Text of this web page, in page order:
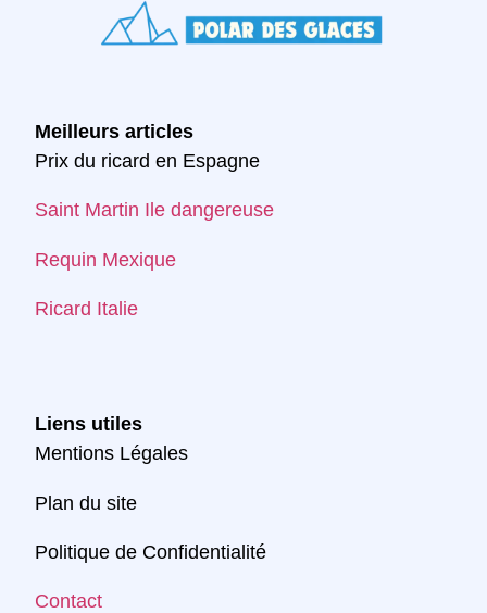
Meilleurs articles
Prix du ricard en Espagne
Saint Martin Ile dangereuse
Requin Mexique
Ricard Italie
Liens utiles
Mentions Légales
Plan du site
Politique de Confidentialité
Contact